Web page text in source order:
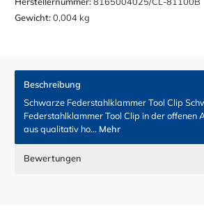
Gewicht:0,004 kg
Beschreibung
Schwarze Federstahlklammer Tool Clip
Federstahlklammer Tool Clip in der offenen
aus qualitativ ho… Mehr
Bewertungen